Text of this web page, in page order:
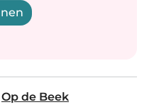
Op de Beek